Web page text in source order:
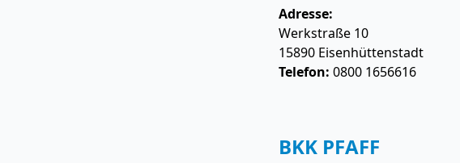
Adresse:
Werkstraße 10
15890 Eisenhüttenstadt
Telefon: 0800 1656616
BKK PFAFF